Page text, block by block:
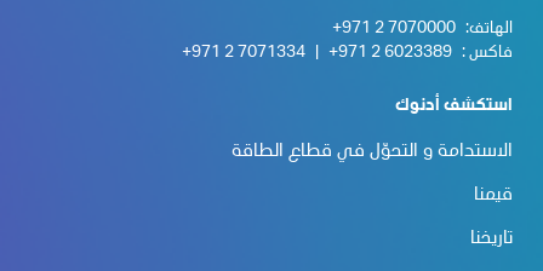
الهاتف: +971 2 7070000
فاكس : +971 2 6023389
+971 2 7071334
استكشف أدنوك
الاستدامة و التحوّل في قطاع الطاقة
قيمنا
تاريخنا